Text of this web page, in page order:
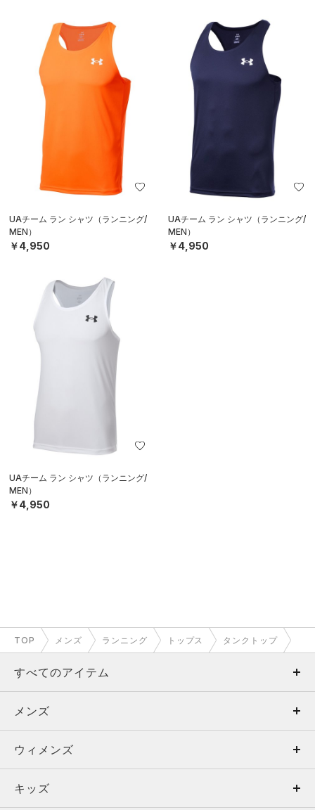
UAチーム ラン シャツ（ランニング/
MEN）
￥4,950
UAチーム ラン シャツ（ランニング/
MEN）
￥4,950
UAチーム ラン シャツ（ランニング/
MEN）
￥4,950
TOP メンズ ランニング トップス タンクトップ
すべてのアイテム
メンズ
ウィメンズ
キッズ
メンズ
トップス
ボトムス
ウィメンズ
トップス
キッズ